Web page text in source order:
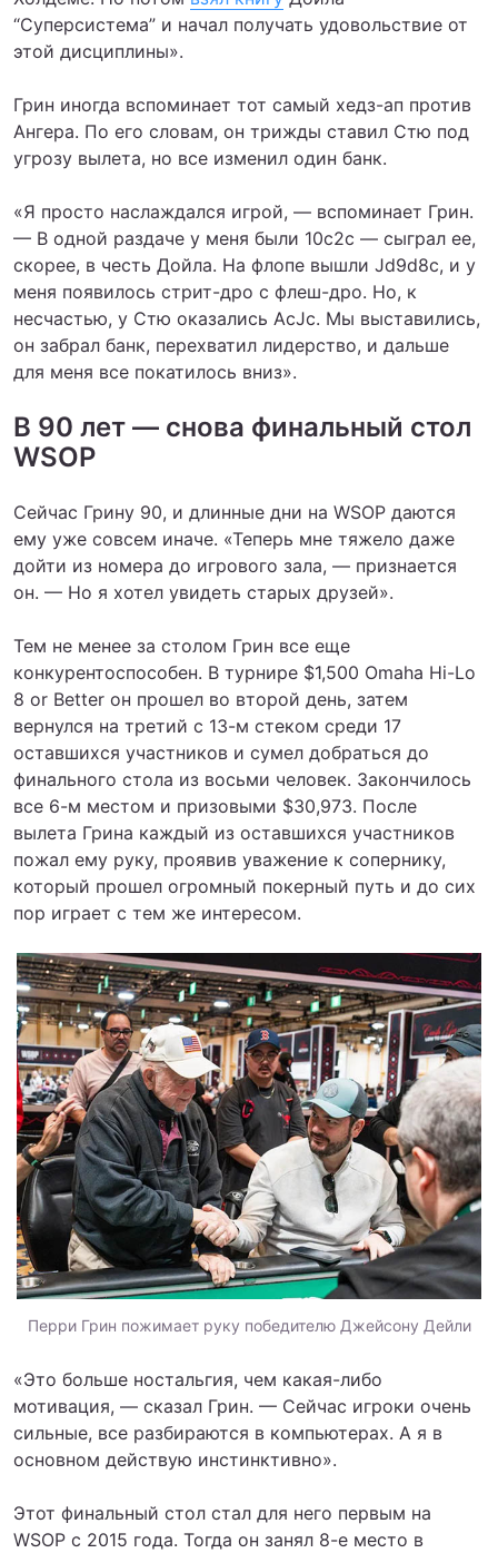
“Суперсистема” и начал получать удовольствие от
этой дисциплины».
Грин иногда вспоминает тот самый хедз-ап против
Ангера. По его словам, он трижды ставил Стю под
угрозу вылета, но все изменил один банк.
«Я просто наслаждался игрой, — вспоминает Грин.
— В одной раздаче у меня были 10c2c — сыграл ее,
скорее, в честь Дойла. На флопе вышли Jd9d8c, и у
меня появилось стрит-дро с флеш-дро. Но, к
несчастью, у Стю оказались AcJc. Мы выставились,
он забрал банк, перехватил лидерство, и дальше
для меня все покатилось вниз».
В 90 лет — снова финальный стол
WSOP
Сейчас Грину 90, и длинные дни на WSOP даются
ему уже совсем иначе. «Теперь мне тяжело даже
дойти из номера до игрового зала, — признается
он. — Но я хотел увидеть старых друзей».
Тем не менее за столом Грин все еще
конкурентоспособен. В турнире $1,500 Omaha Hi-Lo
8 or Better он прошел во второй день, затем
вернулся на третий с 13-м стеком среди 17
оставшихся участников и сумел добраться до
финального стола из восьми человек. Закончилось
все 6-м местом и призовыми $30,973. После
вылета Грина каждый из оставшихся участников
пожал ему руку, проявив уважение к сопернику,
который прошел огромный покерный путь и до сих
пор играет с тем же интересом.
Перри Грин пожимает руку победителю Джейсону Дейли
«Это больше ностальгия, чем какая-либо
мотивация, — сказал Грин. — Сейчас игроки очень
сильные, все разбираются в компьютерах. А я в
основном действую инстинктивно».
Этот финальный стол стал для него первым на
WSOP с 2015 года. Тогда он занял 8-е место в